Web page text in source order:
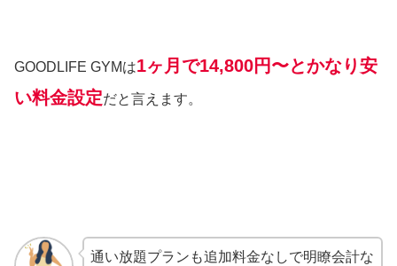
GOODLIFE GYMは1ヶ月で14,800円〜とかなり安
い料金設定だと言えます。
通い放題プランも追加料金なしで明瞭会計な